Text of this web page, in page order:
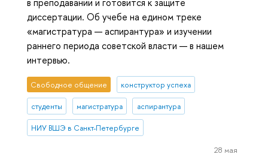
диссертации. Об учебе на едином треке
«магистратура — аспирантура» и изучении
раннего периода советской власти — в нашем
интервью.
Свободное общение конструктор успеха
студенты магистратура аспирантура
НИУ ВШЭ в Санкт-Петербурге
28 мая